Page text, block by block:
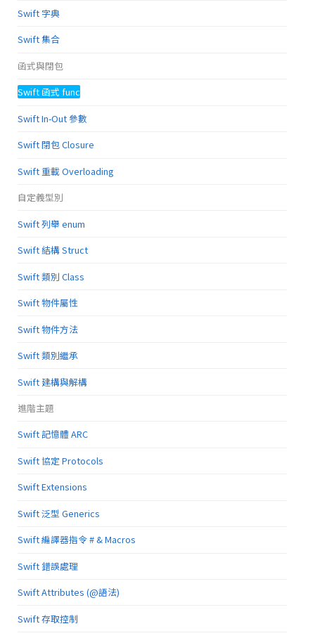
Swift 字典
Swift 集合
函式與閉包
Swift 函式 func
Swift In-Out 參數
Swift 閉包 Closure
Swift 重載 Overloading
自定義型別
Swift 列舉 enum
Swift 結構 Struct
Swift 類別 Class
Swift 物件屬性
Swift 物件方法
Swift 類別繼承
Swift 建構與解構
進階主題
Swift 記憶體 ARC
Swift 協定 Protocols
Swift Extensions
Swift 泛型 Generics
Swift 編譯器指令 # & Macros
Swift 錯誤處理
Swift Attributes (@語法)
Swift 存取控制